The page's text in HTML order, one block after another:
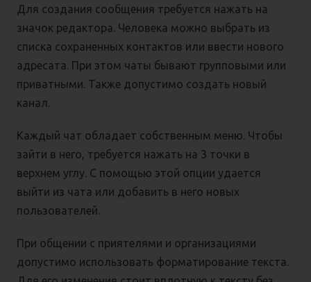
Для создания сообщения требуется нажать на
значок редактора. Человека можно выбрать из
списка сохраненных контактов или ввести нового
адресата. При этом чаты бывают групповыми или
приватными. Также допустимо создать новый
канал.
Каждый чат обладает собственным меню. Чтобы
зайти в него, требуется нажать на 3 точки в
верхнем углу. С помощью этой опции удается
выйти из чата или добавить в него новых
пользователей.
При общении с приятелями и организациями
допустимо использовать форматирование текста.